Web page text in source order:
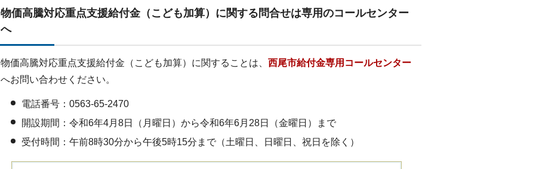
物価高騰対応重点支援給付金（こども加算）に関する問合せは専用のコールセンター
へ
物価高騰対応重点支援給付金（こども加算）に関することは、 西尾市給付金専用コールセンター
へお問い合わせください。
電話番号：0563-65-2470
開設期間：令和6年4月8日（月曜日）から令和6年6月28日（金曜日）まで
受付時間：午前8時30分から午後5時15分まで（土曜日、日曜日、祝日を除く）